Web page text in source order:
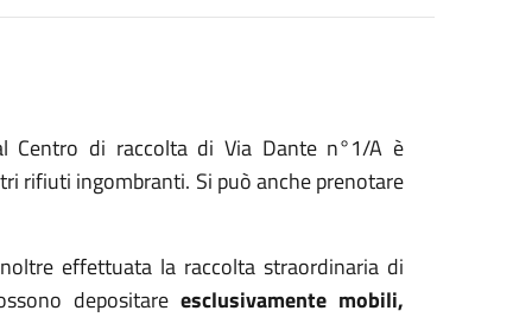
Centro di raccolta di Via Dante n°1/A è
rifiuti ingombranti. Si può anche prenotare
effettuata la raccolta straordinaria di
depositareesclusivamente mobili,